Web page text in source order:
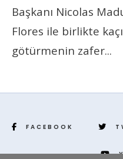
Başkanı Nicolas
Flores ile birlikte
götürmenin zafer...
FACEBOOK